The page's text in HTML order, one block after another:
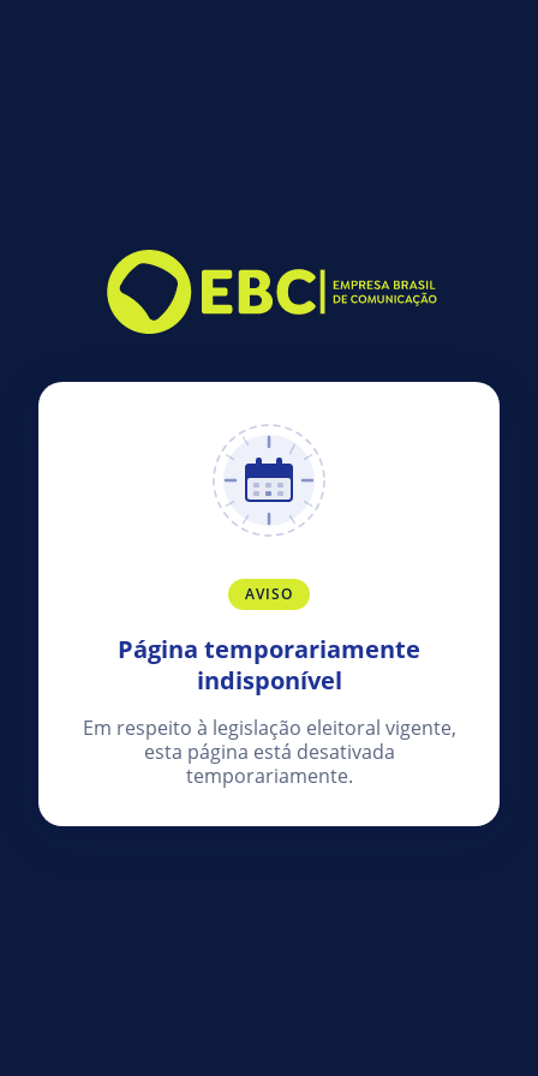
AVISO
Página temporariamente
indisponível
Em respeito à legislação eleitoral vigente,
esta página está desativada
temporariamente.